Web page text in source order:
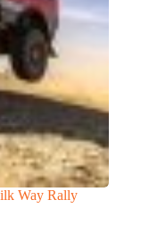
Way Rally